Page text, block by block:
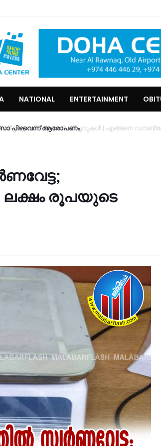
NATIONAL ENTERTAINMENT
പിഴവെന്ന് ആരോപണം
ലക്ഷം രൂപയുടെ